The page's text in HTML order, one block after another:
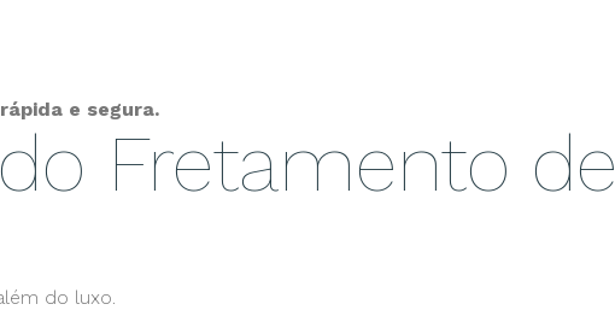
e segura.
Fretamento de
do luxo.